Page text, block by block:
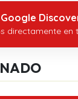
Google
directamente en